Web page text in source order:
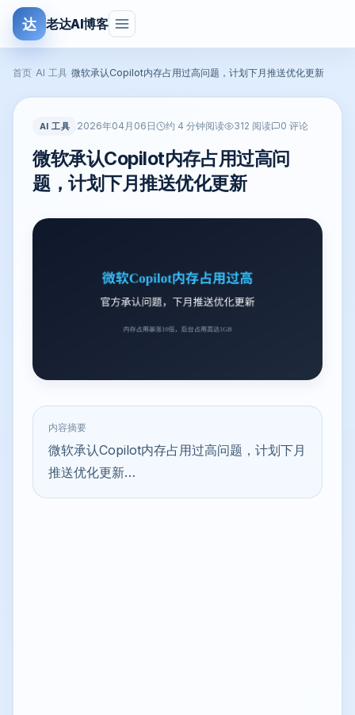
达 老达AI博客
首页 AI 工具 微软承认Copilot内存占用过高问题，计划下月推送优化更新
AI 工具 2026年04月06日 约 4 分钟阅读 312 阅读 0 评论
微软承认Copilot内存占用过高问
题，计划下月推送优化更新
内容摘要
微软承认Copilot内存占用过高问题，计划下月
推送优化更新…